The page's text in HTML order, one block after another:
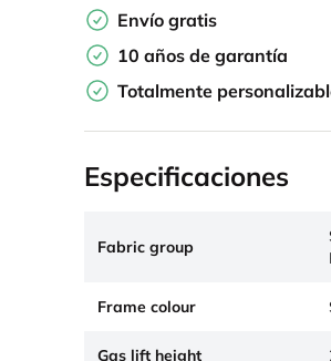
Envío gratis
10 años de garantía
Totalmente
Especificaciones
Fabric group
Frame colour
Gas lift height